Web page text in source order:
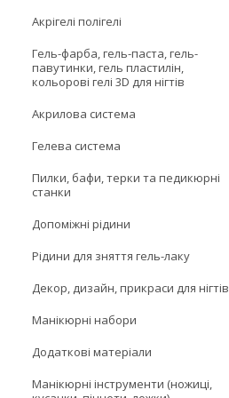
Акрігелі полігелі
Гель-фарба, гель-паста, гель-
павутинки, гель пластилін,
кольорові гелі 3D для нігтів
Акрилова система
Гелева система
Пилки, бафи, терки та педикюрні
станки
Допоміжні рідини
Рідини для зняття гель-лаку
Декор, дизайн, прикраси для нігтів
Манікюрні набори
Додаткові матеріали
Манікюрні інструменти (ножиці,